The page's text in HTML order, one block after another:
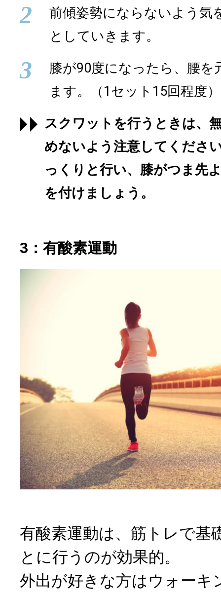
2
前傾姿勢にならないよう気
としていきます。
3
膝が90度になったら、腰を
ます。（1セット15回程度）
スクワットを行うときは、
めないよう注意してくださ
っくりと行い、膝がつま先
を付けましょう。
3：有酸素運動
有酸素運動は、筋トレで基
とに行うのが効果的。
外出が好きな方はウォーキ